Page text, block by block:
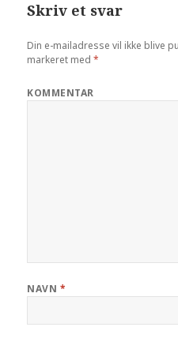
Skriv et svar
Din e-mailadresse vil ikke blive
markeret med*
KOMMENTAR
NAVN *